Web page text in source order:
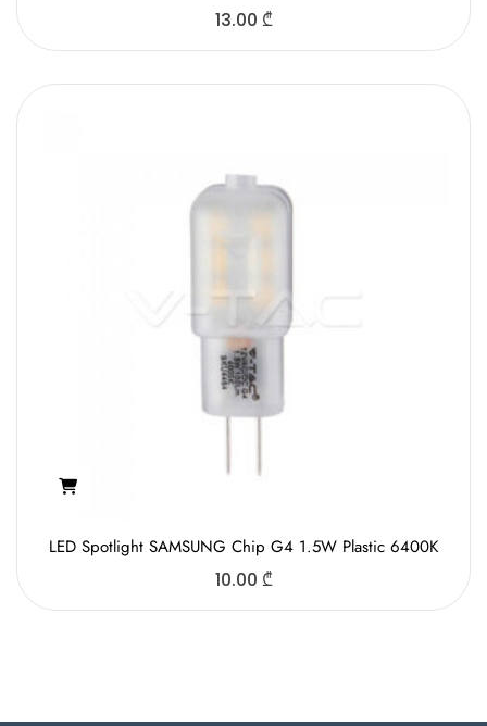
13.00 ₾
LED Spotlight SAMSUNG Chip G4 1.5W Plastic 6400K
10.00 ₾